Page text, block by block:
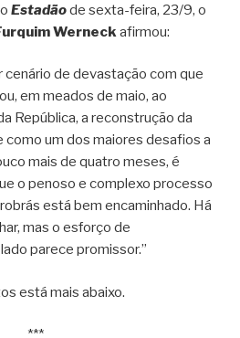
Estadãode sexta-feira, 23/9, o
Werneckafirmou:
cenário de devastação com que
em meados de maio, ao
República, a reconstrução da
um dos maiores desafios a
mais de quatro meses, é
o penoso e complexo processo
está bem encaminhado. Há
mas o esforço de
parece promissor.”
está mais abaixo.
***